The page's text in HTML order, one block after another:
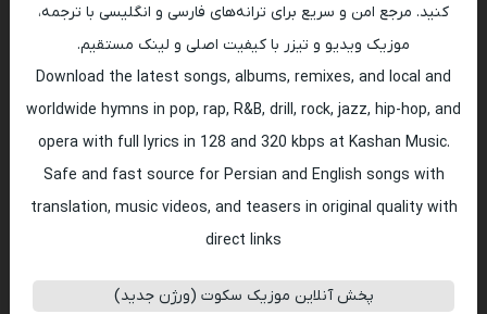
کنید. مرجع امن و سریع برای ترانه‌های فارسی و انگلیسی با ترجمه،
موزیک ویدیو و تیزر با کیفیت اصلی و لینک مستقیم.
Download the latest songs, albums, remixes, and local and
worldwide hymns in pop, rap, R&B, drill, rock, jazz, hip-hop, and
opera with full lyrics in 128 and 320 kbps at Kashan Music.
Safe and fast source for Persian and English songs with
translation, music videos, and teasers in original quality with
direct links
پخش آنلاین موزیک سکوت (ورژن جدید)